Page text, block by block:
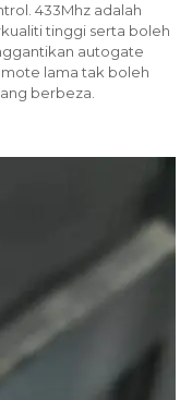
433Mhz adalah
tinggi serta boleh
autogate
lama tak boleh
berbeza.